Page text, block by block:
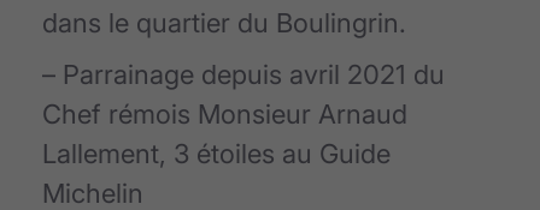
dans le quartier du Boulingrin.
– Parrainage depuis avril 2021 du
Chef rémois Monsieur Arnaud
Lallement, 3 étoiles au Guide
Michelin